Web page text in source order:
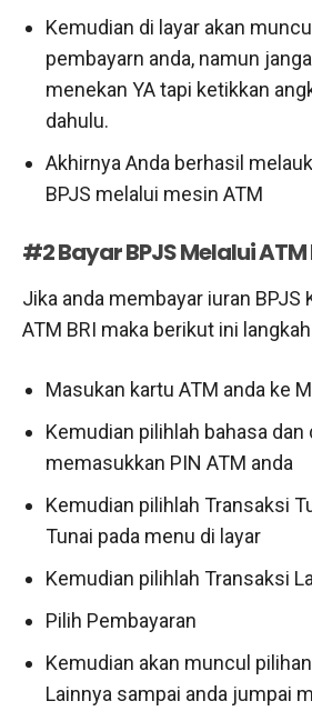
Kemudian di layar akan
pembayarn anda, namun
menekan YA tapi ketikkan
dahulu.
Akhirnya Anda berhasil
BPJS melalui mesin ATM
#2 Bayar BPJS Melalui ATM
Jika anda membayar iuran BPJS
ATM BRI maka berikut ini
Masukan kartu ATM anda ke
Kemudian pilihlah bahasa dan
memasukkan PIN ATM anda
Kemudian pilihlah Transaksi
Tunai pada menu di layar
Kemudian pilihlah Transaksi
Pilih Pembayaran
Kemudian akan muncul
Lainnya sampai anda jumpai